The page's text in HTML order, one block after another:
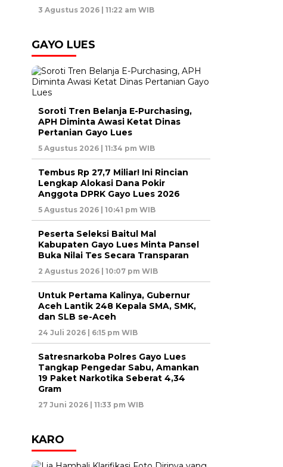
3 Agustus 2026 | 11:22 am WIB
GAYO LUES
Soroti Tren Belanja E-Purchasing,
APH Diminta Awasi Ketat Dinas
Pertanian Gayo Lues
5 Agustus 2026 | 11:34 pm WIB
Tembus Rp 27,7 Miliar! Ini Rincian
Lengkap Alokasi Dana Pokir
Anggota DPRK Gayo Lues 2026
5 Agustus 2026 | 10:41 pm WIB
Peserta Seleksi Baitul Mal
Kabupaten Gayo Lues Minta Pansel
Buka Nilai Tes Secara Transparan
2 Agustus 2026 | 10:07 pm WIB
Untuk Pertama Kalinya, Gubernur
Aceh Lantik 248 Kepala SMA, SMK,
dan SLB se-Aceh
24 Juli 2026 | 6:15 pm WIB
Satresnarkoba Polres Gayo Lues
Tangkap Pengedar Sabu, Amankan
19 Paket Narkotika Seberat 4,34
Gram
27 Juni 2026 | 11:33 pm WIB
KARO